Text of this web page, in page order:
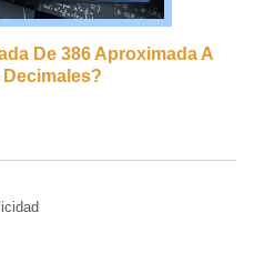
De 386 Aproximada A